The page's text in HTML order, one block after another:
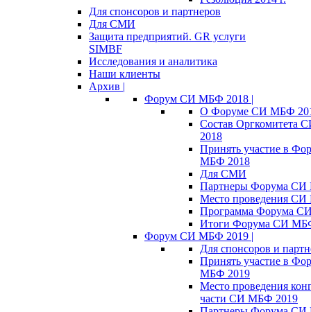
Для спонсоров и партнеров
Для СМИ
Защита предприятий. GR услуги
SIMBF
Исследования и аналитика
Наши клиенты
Архив |
Форум СИ МБФ 2018 |
О Форуме СИ МБФ
Состав Оргкомитета
2018
Принять участие в
МБФ 2018
Для СМИ
Партнеры Форума
Место проведения
Программа Форума
Итоги Форума СИ
Форум СИ МБФ 2019 |
Для спонсоров и
Принять участие в
МБФ 2019
Место проведения
части СИ МБФ 2019